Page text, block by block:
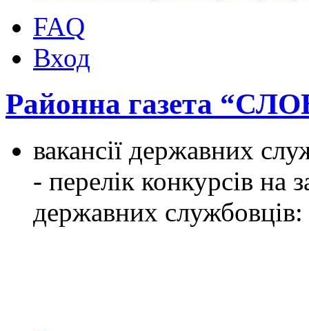
FAQ
Вход
Районна газета
вакансії державних
- перелік конкурсів на
державних службовців: